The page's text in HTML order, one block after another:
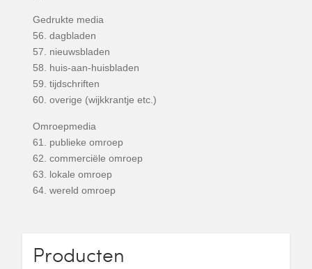
Gedrukte media
56. dagbladen
57. nieuwsbladen
58. huis-aan-huisbladen
59. tijdschriften
60. overige (wijkkrantje etc.)
Omroepmedia
61. publieke omroep
62. commerciële omroep
63. lokale omroep
64. wereld omroep
Producten